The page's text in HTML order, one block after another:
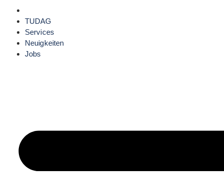
TUDAG
Services
Neuigkeiten
Jobs